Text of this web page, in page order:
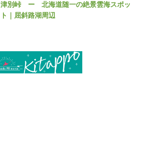
津別峠 ー 北海道随一の絶景雲海スポッ
ト｜屈斜路湖周辺